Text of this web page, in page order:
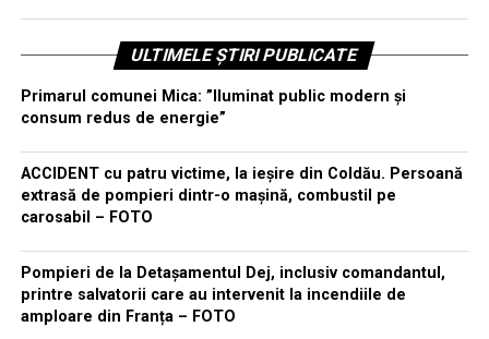
ULTIMELE ȘTIRI PUBLICATE
Primarul comunei Mica: ”Iluminat public modern și
consum redus de energie”
ACCIDENT cu patru victime, la ieșire din Coldău. Persoană
extrasă de pompieri dintr-o mașină, combustil pe
carosabil – FOTO
Pompieri de la Detașamentul Dej, inclusiv comandantul,
printre salvatorii care au intervenit la incendiile de
amploare din Franța – FOTO